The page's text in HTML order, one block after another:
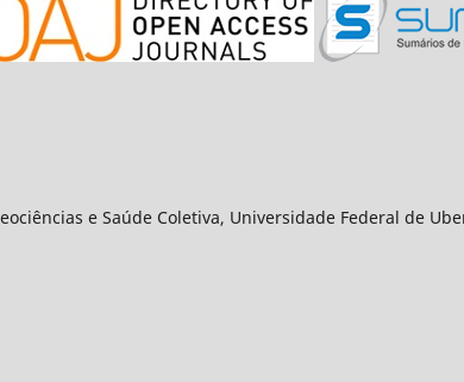
e Saúde Coletiva, Universidade Federal de